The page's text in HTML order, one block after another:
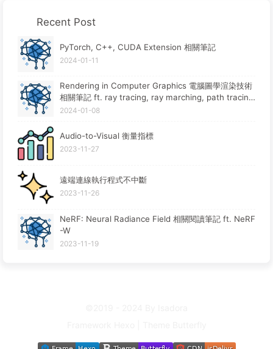
Recent Post
PyTorch, C++, CUDA Extension 相關筆記
2024-01-11
Rendering in Computer Graphics 電腦圖學渲染技術
相關筆記 ft. ray tracing, ray marching, path tracin
g, rasterization
2024-01-08
Audio-to-Visual 衡量指標
2023-11-27
遠端連線執行程式不中斷
2023-11-26
NeRF: Neural Radiance Field 相關閱讀筆記 ft. NeRF
-W
2023-11-19